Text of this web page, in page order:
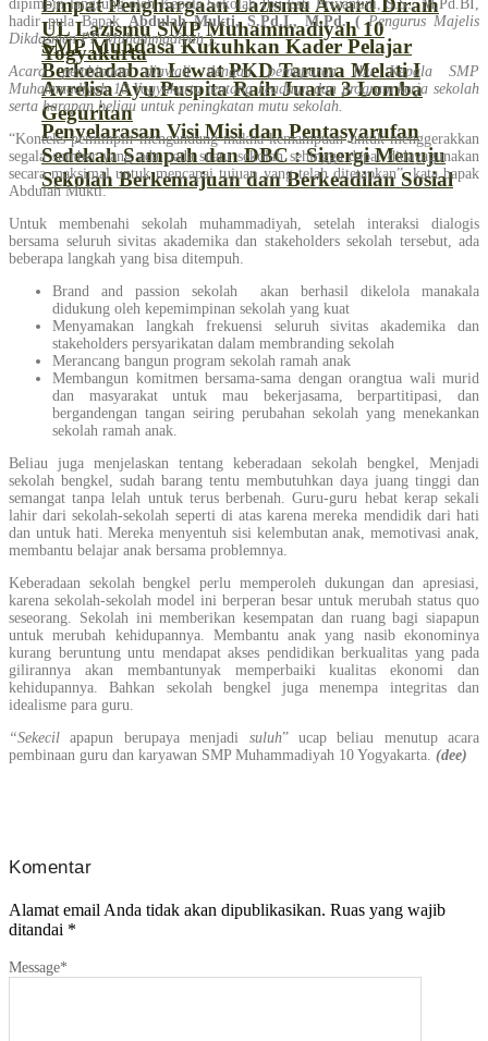
UL Lazismu SMP Muhammadiyah 10
Yogyakarta
SMP Muhdasa Kukuhkan Kader Pelajar
Berkeadaban Lewat PKD Taruna Melati I
Avrelisa Ayu Puspita Raih Juara 3 Lomba
Geguritan
Penyelarasan Visi Misi dan Pentasyarufan
Sedekah Sampah dan DBC : Sinergi Menuju
Sekolah Berkemajuan dan Berkeadilan Sosial
dipimpin langsung oleh Kepala Sekolah Ibu Esti Priyantini, S.S., M.Pd.BI,
hadir pula Bapak Abdulah Mukti, S.Pd.I., M.Pd. (Pengurus Majelis
Dikdasmen PP Muhammadiyah ).
Acara pembinaan diawali dengan pemaparan Ibu Kepala SMP
Muhammadiyah 10 Yogyakarta tentang keadaan dan program kerja sekolah
serta harapan beliau untuk peningkatan mutu sekolah.
“Konteks pemimpin mengandung makna kemampuan untuk menggerakkan
segala sumber yang ada pada suatu sekolah sehingga dapat didayagunakan
secara maksimal untuk mencapai tujuan yang telah ditetapkan”, kata bapak
Abdulah Mukti.
Untuk membenahi sekolah muhammadiyah, setelah interaksi dialogis
bersama seluruh sivitas akademika dan stakeholders sekolah tersebut, ada
beberapa langkah yang bisa ditempuh.
Brand and passion sekolah akan berhasil dikelola manakala
didukung oleh kepemimpinan sekolah yang kuat
Menyamakan langkah frekuensi seluruh sivitas akademika dan
stakeholders persyarikatan dalam membranding sekolah
Merancang bangun program sekolah ramah anak
Membangun komitmen bersama-sama dengan orangtua wali murid
dan masyarakat untuk mau bekerjasama, berpartitipasi, dan
bergandengan tangan seiring perubahan sekolah yang menekankan
sekolah ramah anak.
Beliau juga menjelaskan tentang keberadaan sekolah bengkel, Menjadi
sekolah bengkel, sudah barang tentu membutuhkan daya juang tinggi dan
semangat tanpa lelah untuk terus berbenah. Guru-guru hebat kerap sekali
lahir dari sekolah-sekolah seperti di atas karena mereka mendidik dari hati
dan untuk hati. Mereka menyentuh sisi kelembutan anak, memotivasi anak,
membantu belajar anak bersama problemnya.
Keberadaan sekolah bengkel perlu memperoleh dukungan dan apresiasi,
karena sekolah-sekolah model ini berperan besar untuk merubah status quo
seseorang. Sekolah ini memberikan kesempatan dan ruang bagi siapapun
untuk merubah kehidupannya. Membantu anak yang nasib ekonominya
kurang beruntung untu mendapat akses pendidikan berkualitas yang pada
gilirannya akan membantunyak memperbaiki kualitas ekonomi dan
kehidupannya. Bahkan sekolah bengkel juga menempa integritas dan
idealisme para guru.
“Sekecil apapun berupaya menjadi suluh” ucap beliau menutup acara
pembinaan guru dan karyawan SMP Muhammadiyah 10 Yogyakarta. (dee)
Komentar
Alamat email Anda tidak akan dipublikasikan. Ruas yang wajib
ditandai *
Message*